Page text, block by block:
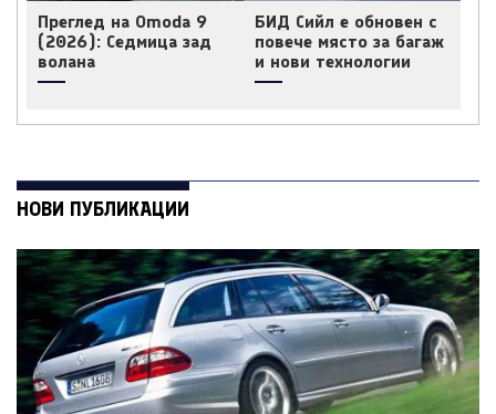
Преглед на Omoda 9
(2026): Седмица зад
волана
БИД Сийл е обновен с
повече място за багаж
и нови технологии
НОВИ ПУБЛИКАЦИИ